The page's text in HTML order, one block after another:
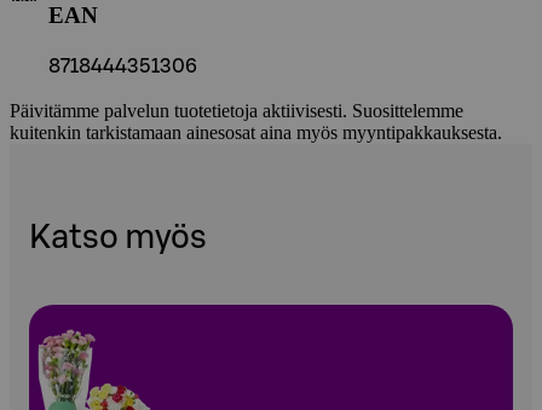
EAN
8718444351306
Päivitämme palvelun tuotetietoja aktiivisesti. Suosittelemme
kuitenkin tarkistamaan ainesosat aina myös myyntipakkauksesta.
Katso myös